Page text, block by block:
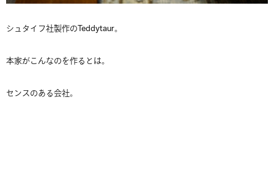
シュタイフ社製作のTeddytaur。
本家がこんなのを作るとは。
センスのある会社。